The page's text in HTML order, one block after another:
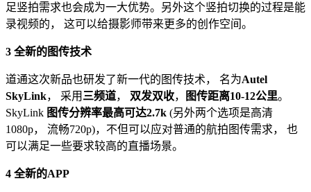
足竖拍需求也会成为一大优势。另外这个竖拍切换的过程是能
录视频的， 这可以给摄影师带来更多的创作空间。
3 全新的图传技术
道通这次新品也研发了新一代的图传技术， 名为Autel
SkyLink， 采用 三频道， 双发双收， 图传距离10-12公里。
SkyLink 图传分辨率最高可达2.7k (另外两个选项是高清
1080p， 流畅720p)，不但可以应对普通的航拍图传需求， 也
可以满足一些要求较高的直播场景。
4 全新的APP